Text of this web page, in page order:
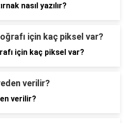
nasıl yazılır?
için kaç piksel var?
verilir?